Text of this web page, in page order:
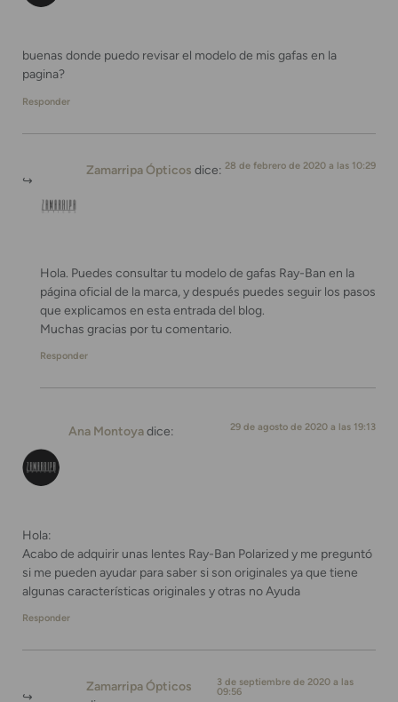
buenas donde puedo revisar el modelo de mis gafas en la
pagina?
Responder
Zamarripa Ópticos dice: 28 de febrero de 2020 a las 10:29
Hola. Puedes consultar tu modelo de gafas Ray-Ban en la
página oficial de la marca, y después puedes seguir los pasos
que explicamos en esta entrada del blog.
Muchas gracias por tu comentario.
Responder
Ana Montoyadice: 29 de agosto de 2020 a las 19:13
Hola:
Acabo de adquirir unas lentes Ray-Ban Polarized y me preguntó
si me pueden ayudar para saber si son originales ya que tiene
algunas características originales y otras no Ayuda
Responder
Zamarripa Ópticos
3 de septiembre de 2020 a las
09:56